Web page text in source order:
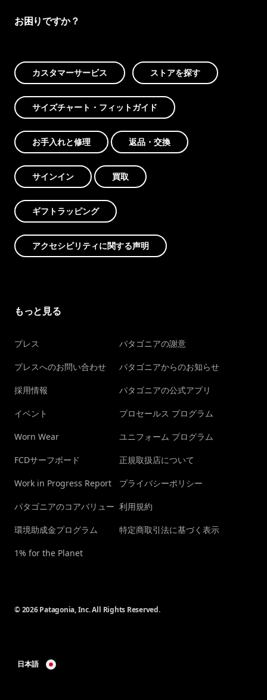
お困りですか？
カスタマーサービス ストアを探す
サイズチャート・フィットガイド
お手入れと修理 返品・交換
サインイン 買取
ギフトラッピング
アクセシビリティに関する声明
もっと見る
プレス
プレスへのお問い合わせ
採用情報
イベント
Worn Wear
FCDサーフボード
Work in Progress Report
パタゴニアのコアバリュー
環境助成金プログラム
1% for the Planet
パタゴニアの謝意
パタゴニアからのお知らせ
パタゴニアの公式アプリ
プロセールス プログラム
ユニフォーム プログラム
正規取扱店について
プライバシーポリシー
利用規約
特定商取引法に基づく表示
© 2026 Patagonia, Inc. All Rights Reserved.
日本語